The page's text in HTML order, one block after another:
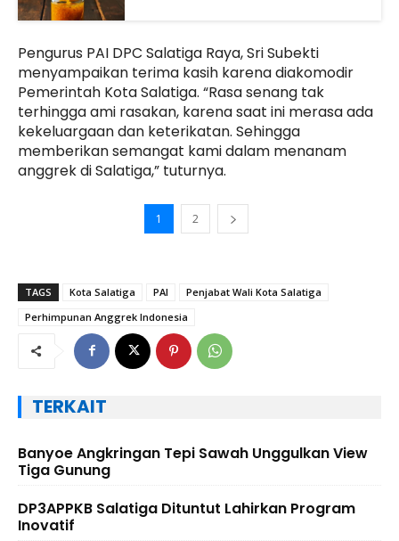
Pengurus PAI DPC Salatiga Raya, Sri Subekti
menyampaikan terima kasih karena diakomodir
Pemerintah Kota Salatiga. “Rasa senang tak
terhingga ami rasakan, karena saat ini merasa ada
kekeluargaan dan keterikatan. Sehingga
memberikan semangat kami dalam menanam
anggrek di Salatiga,” tuturnya.
1 2
TAGS Kota Salatiga PAI
Penjabat Wali Kota Salatiga
Perhimpunan Anggrek Indonesia
TERKAIT
Banyoe Angkringan Tepi Sawah Unggulkan View
Tiga Gunung
DP3APPKB Salatiga Dituntut Lahirkan Program
Inovatif